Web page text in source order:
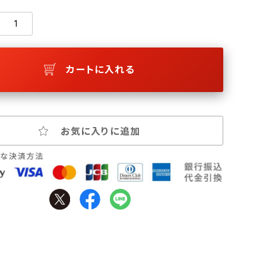
カートに入れる
お気に入りに追加